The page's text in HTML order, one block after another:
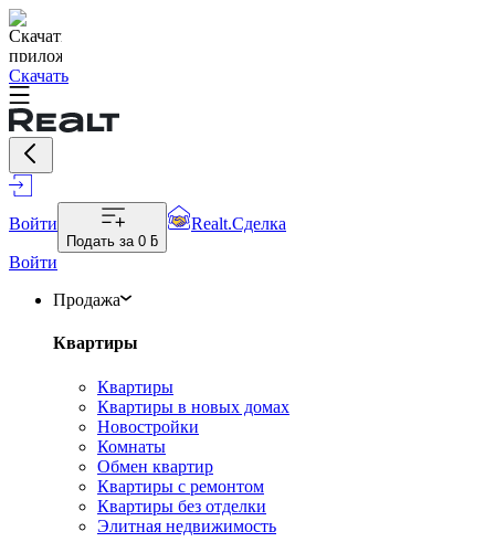
Скачать
Войти
Подать за 0 ƃ
Realt.Сделка
Войти
Продажа
Квартиры
Квартиры
Квартиры в новых домах
Новостройки
Комнаты
Обмен квартир
Квартиры с ремонтом
Квартиры без отделки
Элитная недвижимость